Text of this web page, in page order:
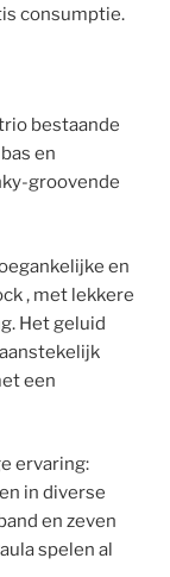
consumptie.
bestaande
en
groovende
en
, met lekkere
Het geluid
een
ervaring:
in diverse
en zeven
spelen al